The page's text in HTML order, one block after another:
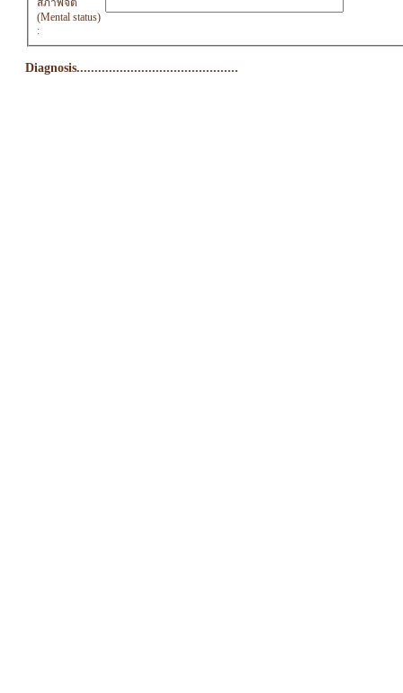
สภาพจิต
(Mental status)
:
Diagnosis.............................................